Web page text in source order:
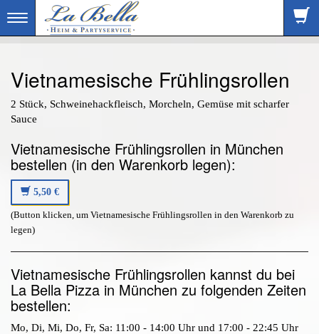
Toggle
navigation
Vietnamesische Frühlingsrollen
2 Stück, Schweinehackfleisch, Morcheln, Gemüse mit scharfer
Sauce
Vietnamesische Frühlingsrollen in München
bestellen (in den Warenkorb legen):
5,50 €
(Button klicken, um Vietnamesische Frühlingsrollen in den Warenkorb zu
legen)
Vietnamesische Frühlingsrollen kannst du bei
La Bella Pizza in München zu folgenden Zeiten
bestellen:
Mo, Di, Mi, Do, Fr, Sa: 11:00 - 14:00 Uhr und 17:00 - 22:45 Uhr